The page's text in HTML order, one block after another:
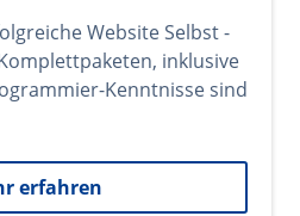
Website Selbst -
inklusive
Kenntnisse sind
erfahren